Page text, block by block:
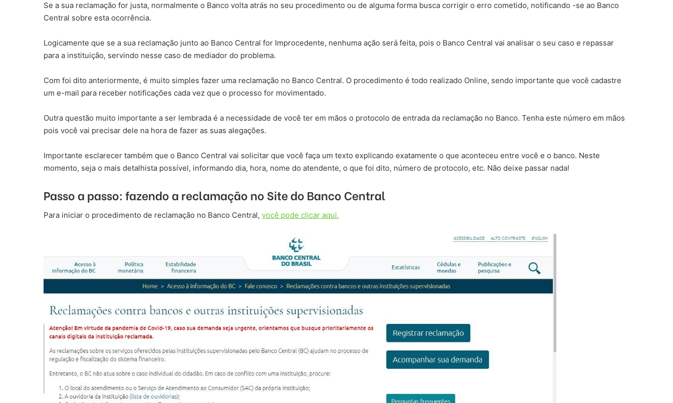
Se a sua reclamação for justa, normalmente o Banco volta atrás no seu procedimento ou de alguma forma busca corrigir o erro cometido, notificando -se ao Banco
Central sobre esta ocorrência.
Logicamente que se a sua reclamação junto ao Banco Central for Improcedente, nenhuma ação será feita, pois o Banco Central vai analisar o seu caso e repassar
para a instituição, servindo nesse caso de mediador do problema.
Com foi dito anteriormente, é muito simples fazer uma reclamação no Banco Central. O procedimento é todo realizado Online, sendo importante que você cadastre
um e-mail para receber notificações cada vez que o processo for movimentado.
Outra questão muito importante a ser lembrada é a necessidade de você ter em mãos o protocolo de entrada da reclamação no Banco. Tenha este número em mãos
pois você vai precisar dele na hora de fazer as suas alegações.
Importante esclarecer também que o Banco Central vai solicitar que você faça um texto explicando exatamente o que aconteceu entre você e o banco. Neste
momento, seja o mais detalhista possível, informando dia, hora, nome do atendente, o que foi dito, número de protocolo, etc. Não deixe passar nada!
Passo a passo: fazendo a reclamação no Site do Banco Central
Para iniciar o procedimento de reclamação no Banco Central, você pode clicar aqui.